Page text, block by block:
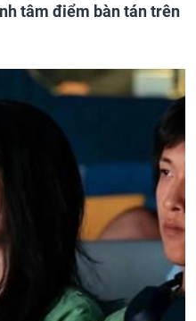
tâm điểm bàn tán trên